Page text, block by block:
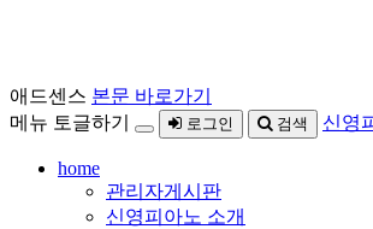
애드센스 본문 바로가기
메뉴 토글하기
로그인 검색 신영
home
관리자게시판
신영피아노 소개